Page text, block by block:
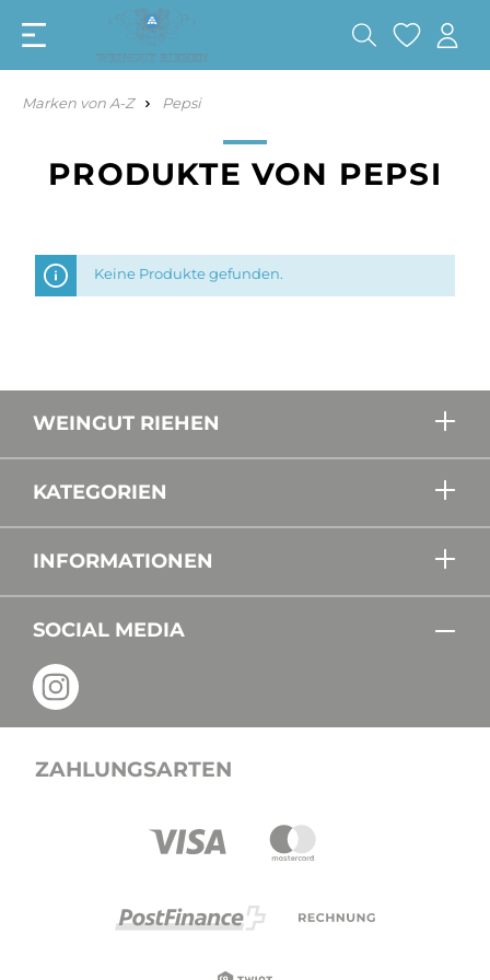
Marken von A-Z Pepsi
PRODUKTE VON PEPSI
Keine Produkte gefunden.
WEINGUT RIEHEN
KATEGORIEN
INFORMATIONEN
SOCIAL MEDIA
ZAHLUNGSARTEN